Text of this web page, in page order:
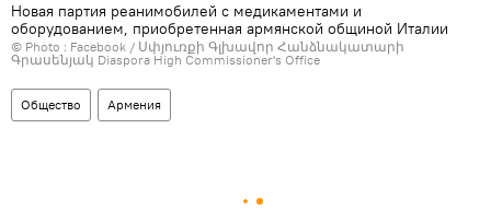
Новая партия реанимобилей с медикаментами и
оборудованием, приобретенная армянской общиной Италии
© Photo : Facebook / Սփյուռքի Գլխավոր Հանձնակատարի
Գրասենյակ Diaspora High Commissioner's Office
Общество Армения